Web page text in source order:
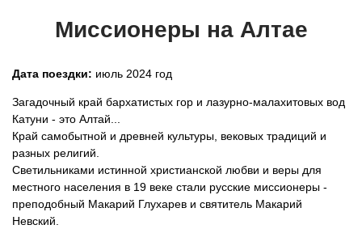
Миссионеры на Алтае
Дата поездки: июль 2024 год
Загадочный край бархатистых гор и лазурно-малахитовых вод
Катуни - это Алтай...
Край самобытной и древней культуры, вековых традиций и
разных религий.
Светильниками истинной христианской любви и веры для
местного населения в 19 веке стали русские миссионеры -
преподобный Макарий Глухарев и святитель Макарий
Невский.